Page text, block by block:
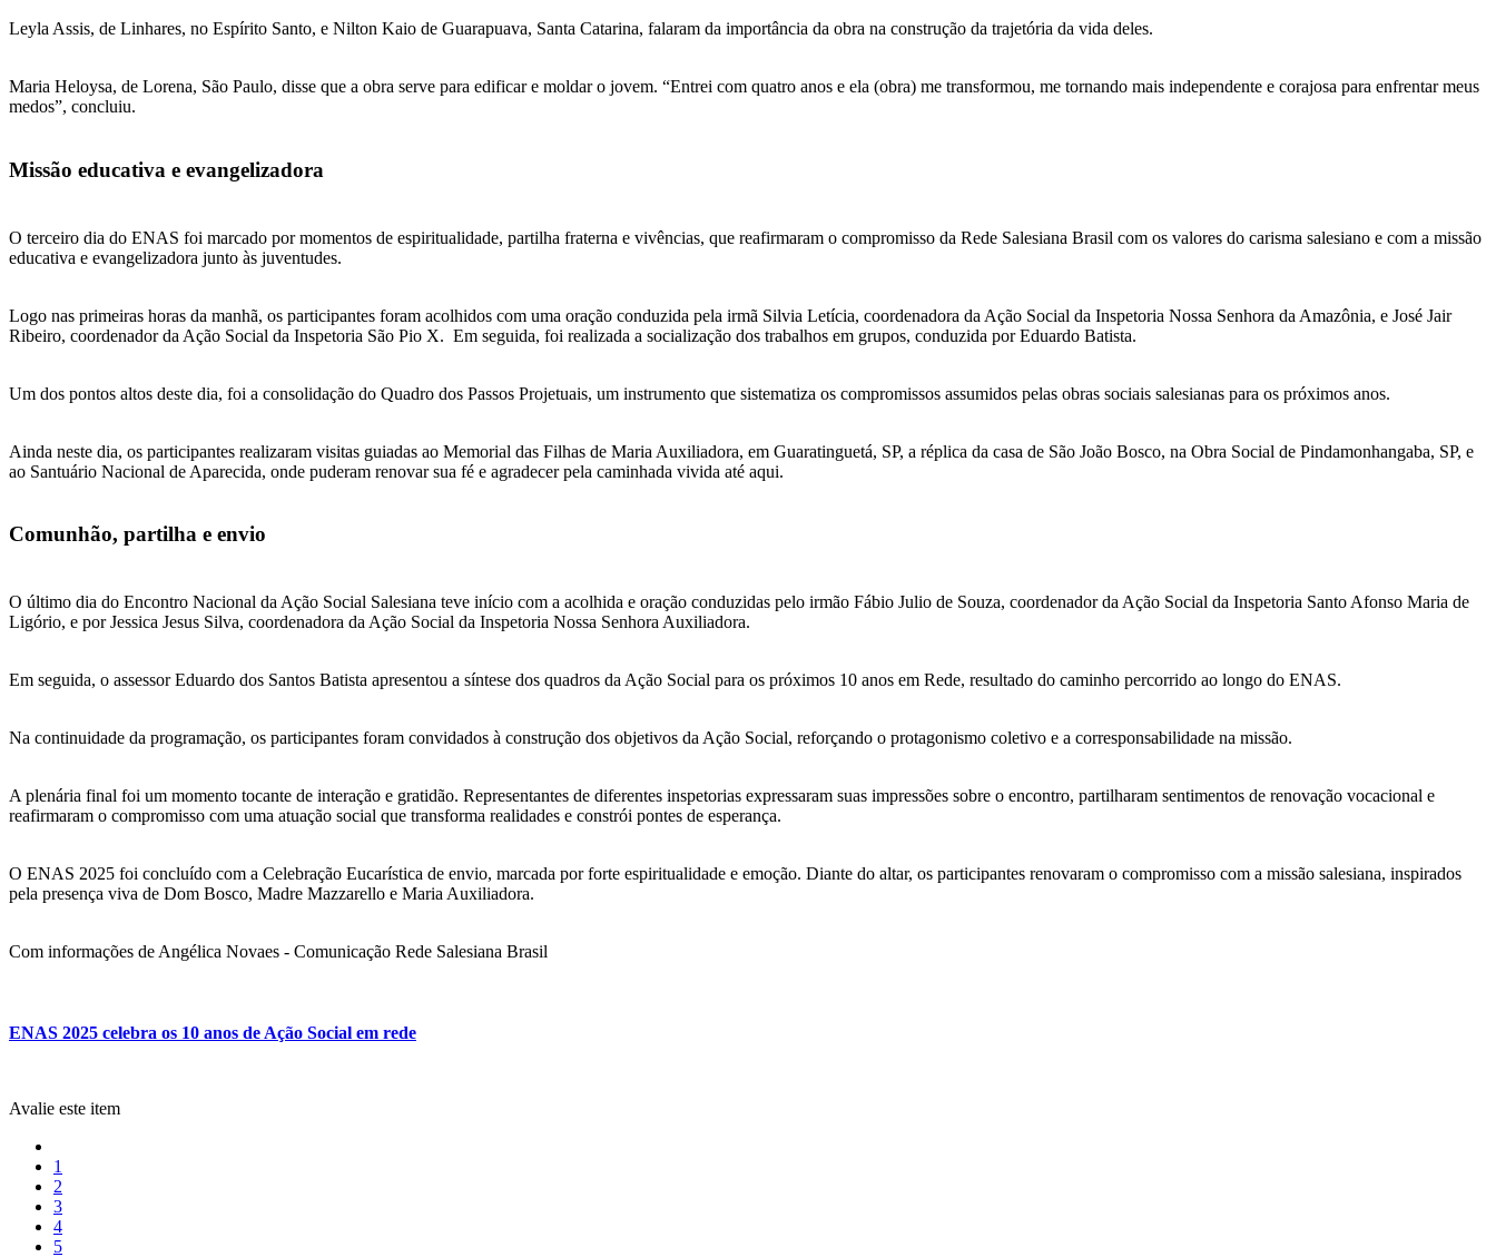
Leyla Assis, de Linhares, no Espírito Santo, e Nilton Kaio de Guarapuava, Santa Catarina, falaram da importância da obra na construção da trajetória da vida deles.
Maria Heloysa, de Lorena, São Paulo, disse que a obra serve para edificar e moldar o jovem. “Entrei com quatro anos e ela (obra) me transformou, me tornando mais independente e corajosa para enfrentar meus
medos”, concluiu.
Missão educativa e evangelizadora
O terceiro dia do ENAS foi marcado por momentos de espiritualidade, partilha fraterna e vivências, que reafirmaram o compromisso da Rede Salesiana Brasil com os valores do carisma salesiano e com a missão
educativa e evangelizadora junto às juventudes.
Logo nas primeiras horas da manhã, os participantes foram acolhidos com uma oração conduzida pela irmã Silvia Letícia, coordenadora da Ação Social da Inspetoria Nossa Senhora da Amazônia, e José Jair
Ribeiro, coordenador da Ação Social da Inspetoria São Pio X. Em seguida, foi realizada a socialização dos trabalhos em grupos, conduzida por Eduardo Batista.
Um dos pontos altos deste dia, foi a consolidação do Quadro dos Passos Projetuais, um instrumento que sistematiza os compromissos assumidos pelas obras sociais salesianas para os próximos anos.
Ainda neste dia, os participantes realizaram visitas guiadas ao Memorial das Filhas de Maria Auxiliadora, em Guaratinguetá, SP, a réplica da casa de São João Bosco, na Obra Social de Pindamonhangaba, SP, e
ao Santuário Nacional de Aparecida, onde puderam renovar sua fé e agradecer pela caminhada vivida até aqui.
Comunhão, partilha e envio
O último dia do Encontro Nacional da Ação Social Salesiana teve início com a acolhida e oração conduzidas pelo irmão Fábio Julio de Souza, coordenador da Ação Social da Inspetoria Santo Afonso Maria de
Ligório, e por Jessica Jesus Silva, coordenadora da Ação Social da Inspetoria Nossa Senhora Auxiliadora.
Em seguida, o assessor Eduardo dos Santos Batista apresentou a síntese dos quadros da Ação Social para os próximos 10 anos em Rede, resultado do caminho percorrido ao longo do ENAS.
Na continuidade da programação, os participantes foram convidados à construção dos objetivos da Ação Social, reforçando o protagonismo coletivo e a corresponsabilidade na missão.
A plenária final foi um momento tocante de interação e gratidão. Representantes de diferentes inspetorias expressaram suas impressões sobre o encontro, partilharam sentimentos de renovação vocacional e
reafirmaram o compromisso com uma atuação social que transforma realidades e constrói pontes de esperança.
O ENAS 2025 foi concluído com a Celebração Eucarística de envio, marcada por forte espiritualidade e emoção. Diante do altar, os participantes renovaram o compromisso com a missão salesiana, inspirados
pela presença viva de Dom Bosco, Madre Mazzarello e Maria Auxiliadora.
Com informações de Angélica Novaes - Comunicação Rede Salesiana Brasil
ENAS 2025 celebra os 10 anos de Ação Social em rede
Avalie este item
1
2
3
4
5